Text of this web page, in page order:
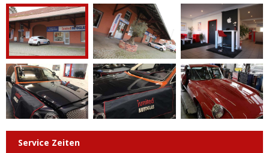
Service Zeiten